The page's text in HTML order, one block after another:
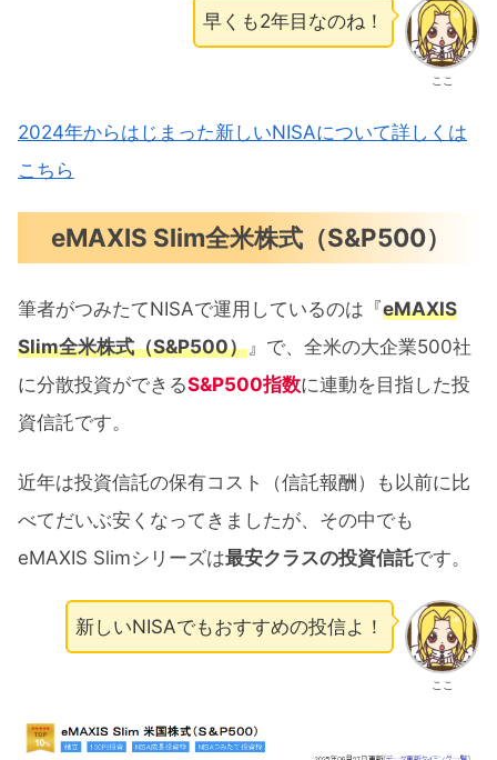
ここ
早くも2年目なのね！
2024年からはじまった新しいNISAについて詳しくは
こちら
eMAXIS Slim全米株式（S&P500）
筆者がつみたてNISAで運用しているのは『eMAXIS
Slim全米株式（S&P500） 』で、全米の大企業500社
に分散投資ができるS&P500指数に連動を目指した投
資信託です。
近年は投資信託の保有コスト（信託報酬）も以前に比
べてだいぶ安くなってきましたが、その中でも
eMAXIS Slimシリーズは最安クラスの投資信託です。
ここ
新しいNISAでもおすすめの投信よ！